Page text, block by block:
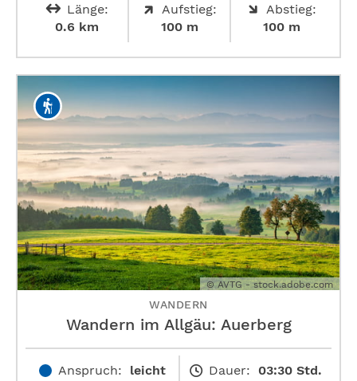
Länge:
0.6 km
Aufstieg:
100 m
Abstieg:
100 m
© AVTG - stock.adobe.com
WANDERN
Wandern im Allgäu: Auerberg
Anspruch: leicht Dauer: 03:30 Std.